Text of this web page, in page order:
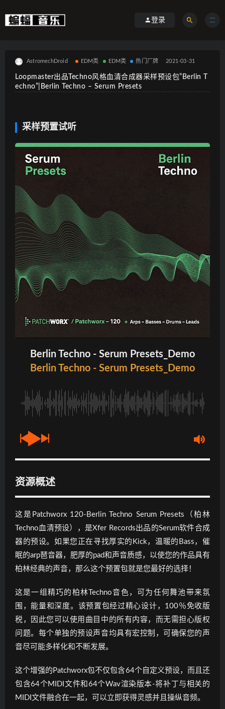
登录
AstromechDroid EDM类 EDM类 热门厂牌 2021-03-31
Loopmaster出品Techno风格血清合成器采样预设包”Berlin T
echno”|Berlin Techno – Serum Presets
采样预置试听
Berlin Techno - Serum Presets_Demo
Berlin Techno - Serum Presets_Demo
资源概述
这是Patchworx 120-Berlin Techno Serum Presets（柏林
Techno血清预设），是Xfer Records出品的Serum软件合成
器的预设。如果您正在寻找厚实的Kick，温暖的Bass，催
眠的arp琶音器，肥厚的pad和声音质感，以使您的作品具有
柏林经典的声音，那么这个预置包就是您最好的选择！
这是一组精巧的柏林Techno音色，可为任何舞池带来氛
围，能量和深度。该预置包经过精心设计，100％免收版
税，因此您可以使用曲目中的所有内容，而无需担心版权
问题。每个单独的预设声音均具有宏控制，可确保您的声
音尽可能多样化和不断发展。
这个增强的Patchworx包不仅包含64个自定义预设，而且还
包含64个MIDI文件和64个Wav渲染版本-将补丁与相关的
MIDI文件融合在一起，可以立即获得灵感并且操纵音频。